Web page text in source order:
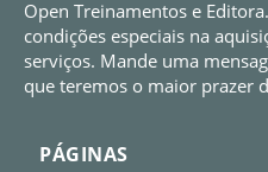
Open Treinamentos e
condições especiais na
serviços. Mande uma
que teremos o maior prazer
PÁGINAS